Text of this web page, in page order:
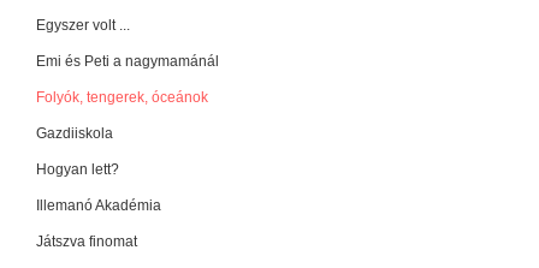
Egyszer volt ...
Emi és Peti a nagymamánál
Folyók, tengerek, óceánok
Gazdiiskola
Hogyan lett?
Illemanó Akadémia
Játszva finomat